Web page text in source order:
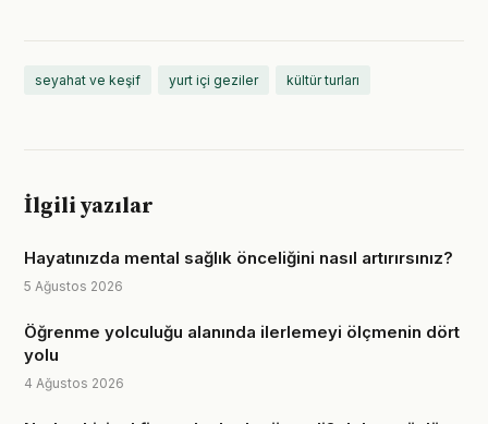
seyahat ve keşif yurt içi geziler kültür turları
İlgili yazılar
Hayatınızda mental sağlık önceliğini nasıl artırırsınız?
5 Ağustos 2026
Öğrenme yolculuğu alanında ilerlemeyi ölçmenin dört
yolu
4 Ağustos 2026